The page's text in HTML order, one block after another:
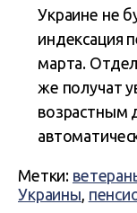
Украине не
индексация
марта.
же получат
возрастным
Метки:
Украины,